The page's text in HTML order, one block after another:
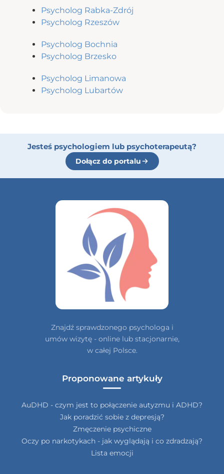
Psycholog Rabka-Zdrój
Psycholog Rzeszów
Psycholog Bochnia
Psycholog Brzesko
Psycholog Limanowa
Psycholog Lubartów
Jesteś psychologiem lub psychoterapeutą?
Dołącz do portalu
Znajdź sprawdzonego psychologa i
umów wizytę - online lub stacjonarnie,
w całej Polsce.
Proponowane artykuły
AuDHD - czym jest to połączenie autyzmu i ADHD?
Jak poradzić sobie z depresją?
Zmęczenie psychiczne
Oczy po narkotykach - jak wyglądają i co zdradzają?
Lista emocji